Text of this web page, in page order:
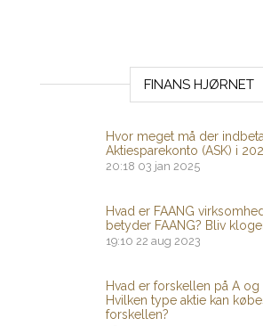
FINANS HJØRNET
Hvor meget må der
Aktiesparekonto (ASK) i
20:18 03 jan 2025
Hvad er FAANG
betyder FAANG? Bliv
19:10 22 aug 2023
Hvad er forskellen på A og
Hvilken type aktie kan
forskellen?